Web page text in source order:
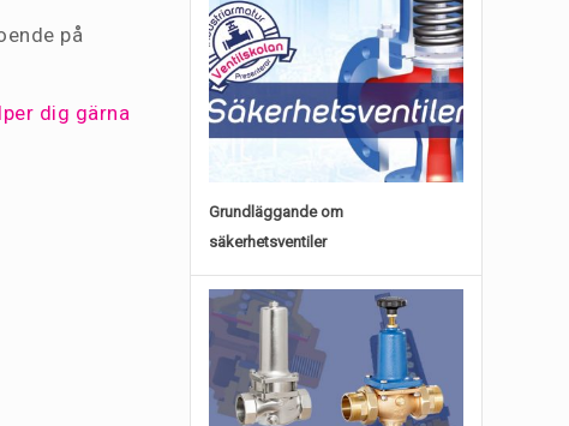
på
dig gärna
Grundläggande om
säkerhetsventiler